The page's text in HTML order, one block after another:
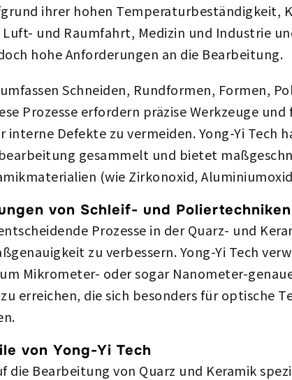
ihrer hohen Temperaturbeständigkeit,
und Raumfahrt, Medizin und Industrie
hohe Anforderungen an die Bearbeitung.
Schneiden, Rundformen, Formen,
Prozesse erfordern präzise Werkzeuge
interne Defekte zu vermeiden. Yong-Yi Tech
gesammelt und bietet
(wie Zirkonoxid,
von Schleif- und Poliertechniken
Prozesse in der Quarz- und
zu verbessern. Yong-Yi Tech
Mikrometer- oder sogar Nanometer-
erreichen, die sich besonders für optische
von Yong-Yi Tech
die Bearbeitung von Quarz und Keramik